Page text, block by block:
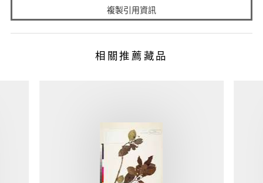
複製引用資訊
相關推薦藏品